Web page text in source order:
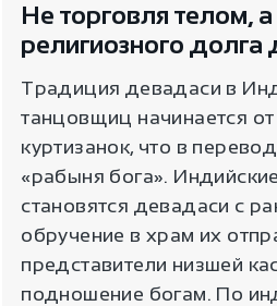
Не торговля телом,
религиозного долга
Традиция девадаси в
танцовщиц начинается
куртизанок, что в
«рабыня бога».
становятся девадаси с
обручение в храм их
представители низшей
подношение богам. По